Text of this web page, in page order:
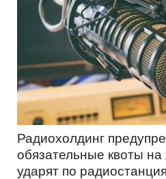
Радиохолдинг
обязательные квоты
ударят по